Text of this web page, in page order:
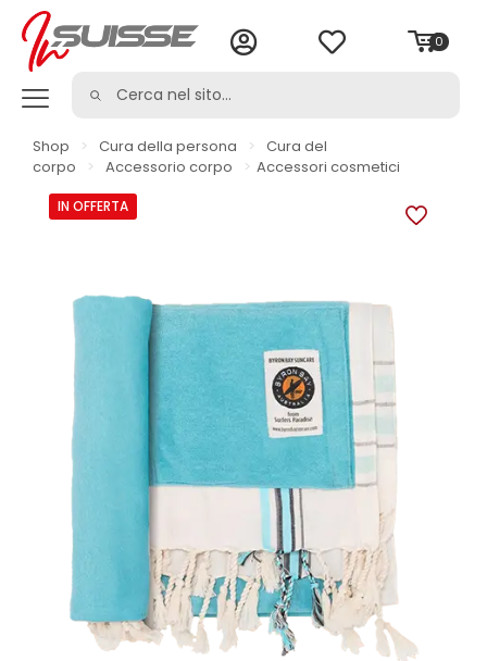
0
Shop > Cura della persona >
Cura del
corpo
> Accessorio corpo > Accessori cosmetici
IN OFFERTA